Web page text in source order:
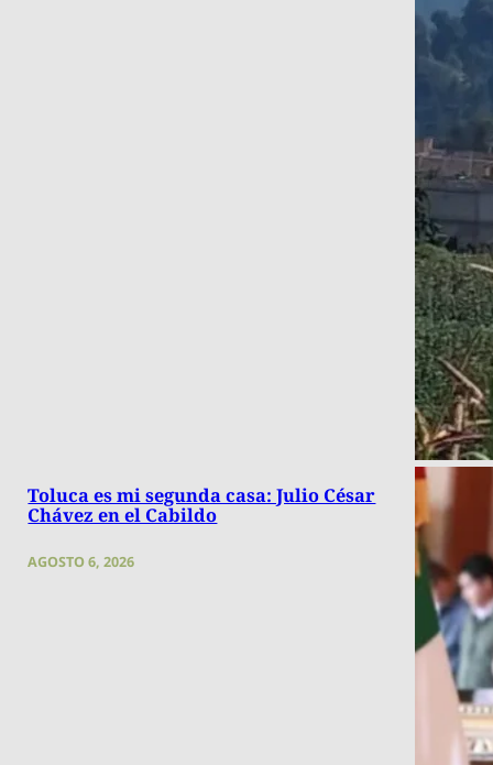
Toluca es mi segunda casa: Julio César
Chávez en el Cabildo
AGOSTO 6, 2026